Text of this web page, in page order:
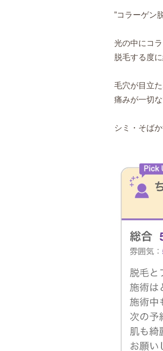
”コラーゲン
光の中にコ
脱毛する度
毛穴が目立た
痛みが一切な
シミ・そば